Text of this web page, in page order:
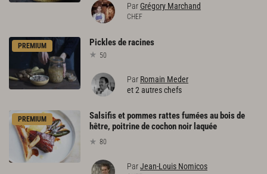
ParGrégory Marchand
CHEF
PREMIUM Picklesderacines
50
Par Romain Meder
et 2 autres chefs
PREMIUM
Salsifis et pommes rattes fumées au bois de
hêtre, poitrine de cochon noir laquée
80
ParJean-Louis Nomicos